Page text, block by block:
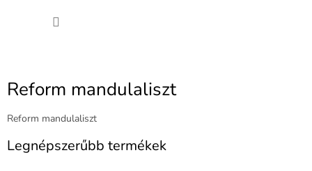
Reform mandulaliszt
Reform mandulaliszt
Legnépszerűbb termékek